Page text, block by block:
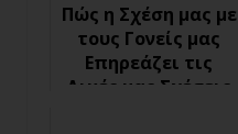
Πώς η Σχέση μας με
τους Γονείς μας
Επηρεάζει τις
Δικές μας Σχέσεις